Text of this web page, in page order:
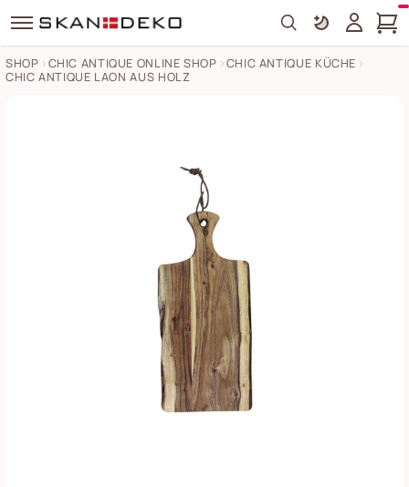
Search
SHOP CHIC ANTIQUE ONLINE SHOP
CHIC ANTIQUE KÜCHE
CHIC ANTIQUE LAON AUS HOLZ